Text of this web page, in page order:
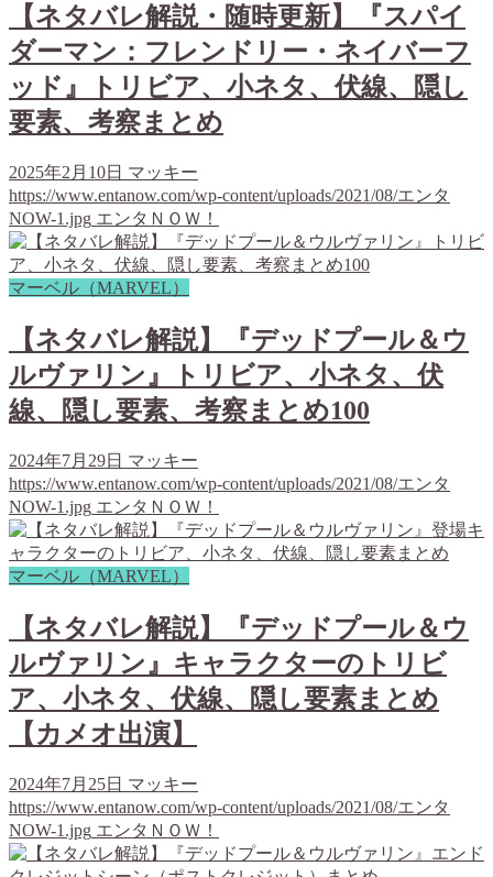
【ネタバレ解説・随時更新】『スパイ
ダーマン：フレンドリー・ネイバーフ
ッド』トリビア、小ネタ、伏線、隠し
要素、考察まとめ
2025年2月10日 マッキー
https://www.entanow.com/wp-content/uploads/2021/08/エンタ
NOW-1.jpg エンタＮＯＷ！
マーベル（MARVEL）
【ネタバレ解説】『デッドプール＆ウ
ルヴァリン』トリビア、小ネタ、伏
線、隠し要素、考察まとめ100
2024年7月29日 マッキー
https://www.entanow.com/wp-content/uploads/2021/08/エンタ
NOW-1.jpg エンタＮＯＷ！
マーベル（MARVEL）
【ネタバレ解説】『デッドプール＆ウ
ルヴァリン』キャラクターのトリビ
ア、小ネタ、伏線、隠し要素まとめ
【カメオ出演】
2024年7月25日 マッキー
https://www.entanow.com/wp-content/uploads/2021/08/エンタ
NOW-1.jpg エンタＮＯＷ！